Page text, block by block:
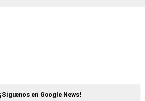
¡Síguenos en Google News!